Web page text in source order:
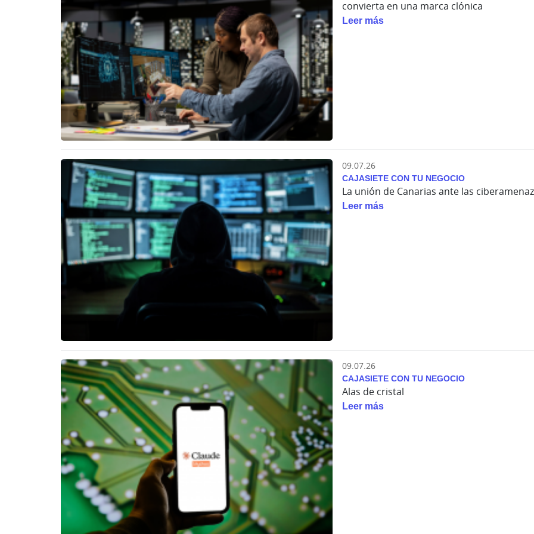
convierta en una marca clónica
Leer más
09.07.26
CAJASIETE CON TU NEGOCIO
La unión de Canarias ante las
Leer más
09.07.26
CAJASIETE CON TU NEGOCIO
Alas de cristal
Leer más